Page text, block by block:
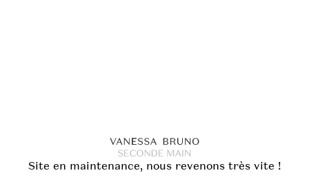
Site en maintenance, nous revenons très vite !